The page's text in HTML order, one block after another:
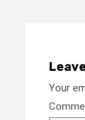
Your